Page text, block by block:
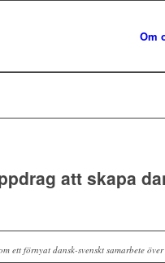
Om
att skapa
ett förnyat dansk-svenskt samarbete